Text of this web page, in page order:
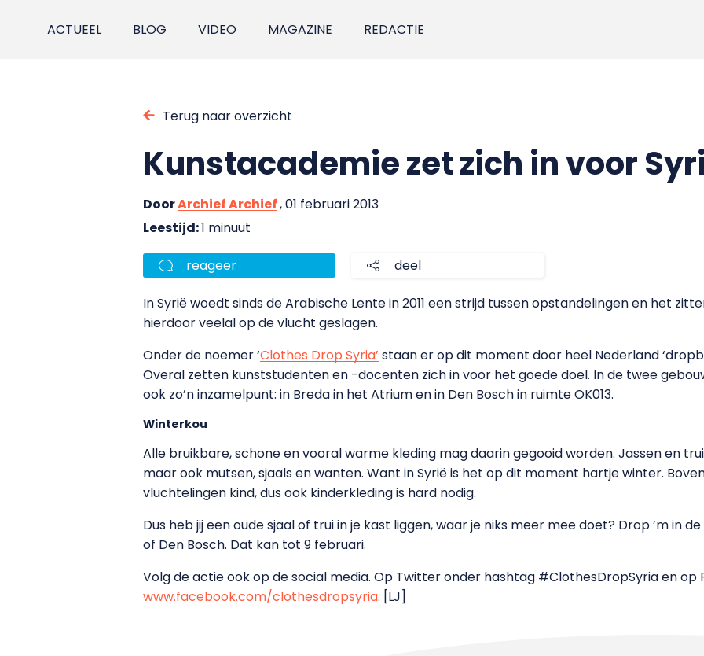
ACTUEEL BLOG VIDEO MAGAZINE REDACTIE
Terug naar overzicht
Kunstacademie zet zich in voor
DoorArchief Archief, 01 februari 2013
Leestijd:1 minuut
reageer deel
In Syrië woedt sinds de Arabische Lente in 2011 een strijd tussen opstandelingen en het
hierdoor veelal op de vlucht geslagen.
Onder de noemer ‘Clothes Drop Syria’ staan er op dit moment door heel Nederland
Overal zetten kunststudenten en -docenten zich in voor het goede doel. In de twee
ook zo’n inzamelpunt: in Breda in het Atrium en in Den Bosch in ruimte OK013.
Winterkou
Alle bruikbare, schone en vooral warme kleding mag daarin gegooid worden. Jassen en
maar ook mutsen, sjaals en wanten. Want in Syrië is het op dit moment hartje winter.
vluchtelingen kind, dus ook kinderkleding is hard nodig.
Dus heb jij een oude sjaal of trui in je kast liggen, waar je niks meer mee doet? Drop ’m in
of Den Bosch. Dat kan tot 9 februari.
Volg de actie ook op de social media. Op Twitter onder hashtag #ClothesDropSyria en op
www.facebook.com/clothesdropsyria. [LJ]